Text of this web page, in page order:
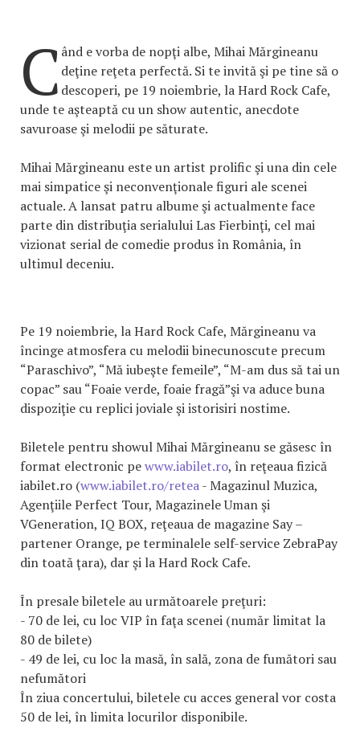
C ând e vorba de nopţi albe, Mihai Mărgineanu
deţine reţeta perfectă. Si te invită şi pe tine să o
descoperi, pe 19 noiembrie, la Hard Rock Cafe,
unde te aşteaptă cu un show autentic, anecdote
savuroase şi melodii pe săturate.
Mihai Mărgineanu este un artist prolific şi una din cele
mai simpatice şi neconvenţionale figuri ale scenei
actuale. A lansat patru albume şi actualmente face
parte din distribuţia serialului Las Fierbinţi, cel mai
vizionat serial de comedie produs în România, în
ultimul deceniu.
Pe 19 noiembrie, la Hard Rock Cafe, Mărgineanu va
încinge atmosfera cu melodii binecunoscute precum
“Paraschivo”, “Mă iubeşte femeile”, “M-am dus să tai un
copac” sau “Foaie verde, foaie fragă”şi va aduce buna
dispoziţie cu replici joviale şi istorisiri nostime.
Biletele pentru showul Mihai Mărgineanu se găsesc în
format electronic pewww.iabilet.ro, în reţeaua fizică
iabilet.ro (www.iabilet.ro/retea- Magazinul Muzica,
Agenţiile Perfect Tour, Magazinele Uman şi
VGeneration, IQ BOX, reţeaua de magazine Say –
partener Orange, pe terminalele self-service ZebraPay
din toată ţara), dar şi la Hard Rock Cafe.
În presale biletele au următoarele preţuri:
- 70 de lei, cu loc VIP în faţa scenei (număr limitat la
80 de bilete)
- 49 de lei, cu loc la masă, în sală, zona de fumători sau
nefumători
În ziua concertului, biletele cu acces general vor costa
50 de lei, în limita locurilor disponibile.